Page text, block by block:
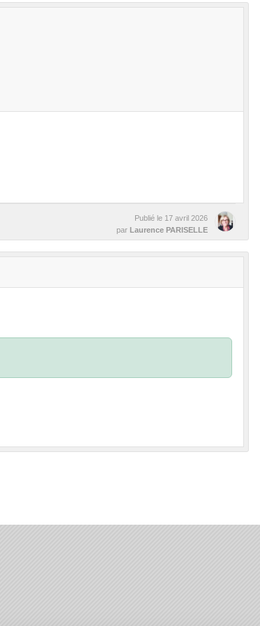
Publié le 17 avril 2026
par Laurence PARISELLE